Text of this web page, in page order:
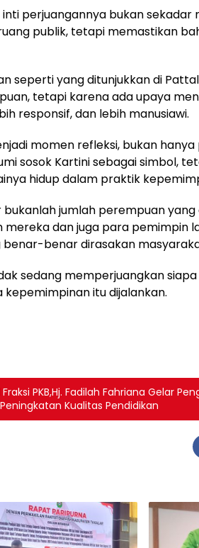
perjuangannya bukan sekadar
publik, tetapi memastikan
seperti yang ditunjukkan di
tetapi karena ada upaya
responsif, dan lebih manusiawi.
momen refleksi, bukan
sosok Kartini sebagai simbol,
hidup dalam praktik
bukanlah jumlah perempuan
mereka dan juga para pemimpin
benar dirasakan
sedang memperjuangkan
itu dijalankan.
PKB,Hj. Fadilah Fahriana Gelar
Kualitas Pendidikan